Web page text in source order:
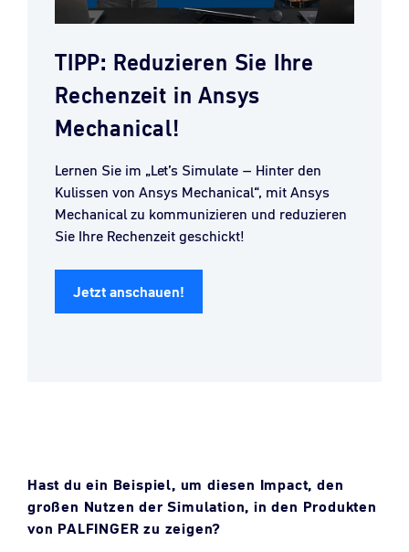
TIPP: Reduzieren Sie Ihre
Rechenzeit in Ansys
Mechanical!
Lernen Sie im „Let’s Simulate – Hinter den
Kulissen von Ansys Mechanical“, mit Ansys
Mechanical zu kommunizieren und reduzieren
Sie Ihre Rechenzeit geschickt!
Jetzt anschauen!
Hast du ein Beispiel, um diesen Impact, den
großen Nutzen der Simulation, in den Produkten
von PALFINGER zu zeigen?